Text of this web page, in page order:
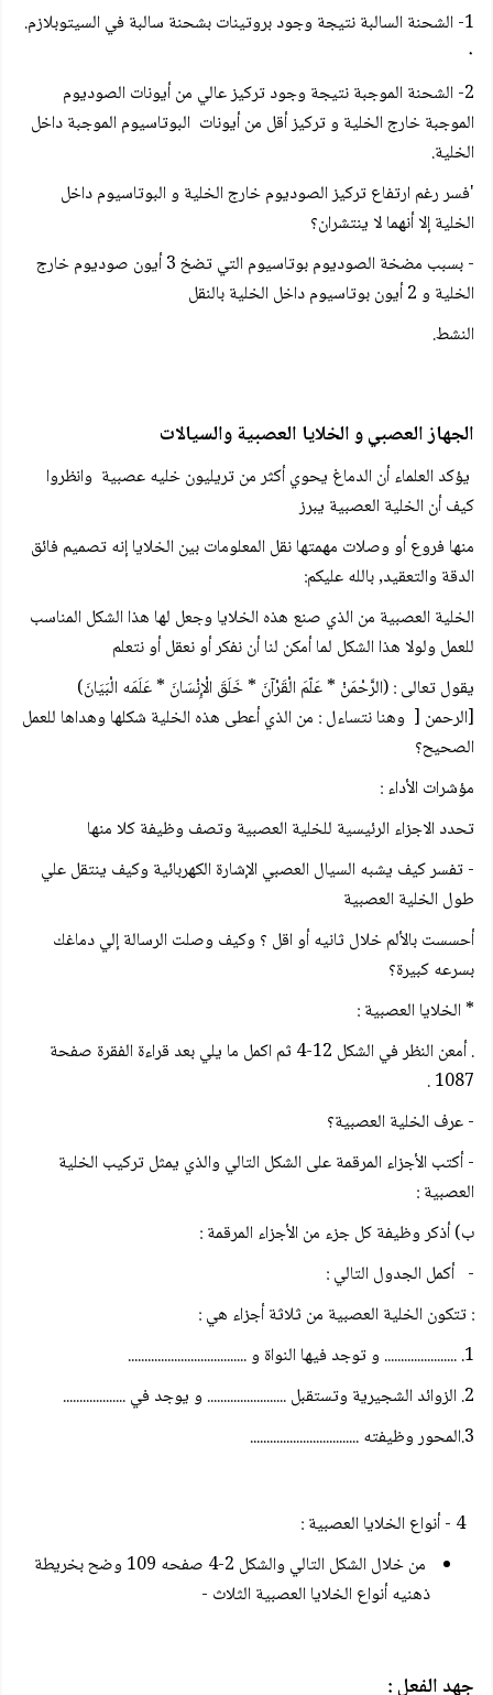
1- الشحنة السالبة نتيجة وجود بروتينات بشحنة سالبة في السيتوبلازم.
٠
2- الشحنة الموجبة نتيجة وجود تركيز عالي من أيونات الصوديوم
الموجبة خارج الخلية و تركيز أقل من أيونات البوتاسيوم الموجبة داخل
الخلية.
'فسر رغم ارتفاع تركيز الصوديوم خارج الخلية و البوتاسيوم داخل
الخلية إلا أنهما لا ينتشران؟
- بسبب مضخة الصوديوم بوتاسيوم التي تضخ 3 أيون صوديوم خارج
الخلية و 2 أيون بوتاسيوم داخل الخلية بالنقل
النشط.‫
الجهاز العصبي و الخلايا العصبية والسيالات
يؤكد العلماء أن الدماغ يحوي أكثر من تريليون خليه عصبية وانظروا
كيف أن الخلية العصبية يبرز
منها فروع أو وصلات مهمتها نقل المعلومات بين الخلايا إنه تصميم فائق
الدقة والتعقيد, بالله عليكم:
الخلية العصبية من الذي صنع هذه الخلايا وجعل لها هذا الشكل المناسب
للعمل ولولا هذا الشكل لما أمكن لنا أن نفكر أو نعقل أو نتعلم
يقول تعالى : (الرَّحْمَنْ * عَلّمَ الْقَرْآنَ * خَلَقَ الْإِنْسَانَ * عَلَمَه الْبَيَانَ)
[الرحمن [ وهنا نتساءل : من الذي أعطى هذه الخلية شكلها وهداها للعمل
الصحيح؟
مؤشرات الأداء :
تحدد الاجزاء الرئيسية للخلية العصبية وتصف وظيفة كلا منها
- تفسر كيف يشبه السيال العصبي الإشارة الكهربائية وكيف ينتقل علي
طول الخلية العصبية
أحسست بالألم خلال ثانيه أو اقل ؟ وكيف وصلت الرسالة إلي دماغك
بسرعه كبيرة؟
* الخلايا العصبية :
. أمعن النظر في الشكل 12-4 ثم اكمل ما يلي بعد قراءة الفقرة صفحة
1087 .
- عرف الخلية العصبية؟
- أكتب الأجزاء المرقمة على الشكل التالي والذي يمثل تركيب الخلية
العصبية :
ب) أذكر وظيفة كل جزء من الأجزاء المرقمة :
- أكمل الجدول التالي :
: تتكون الخلية العصبية من ثلاثة أجزاء هي :
1. ...................... و توجد فيها النواة و ....................................
2. الزوائد الشجيرية وتستقبل ........................ و يوجد في ...................
3.المحور وظيفته .................................
4 - أنواع الخلايا العصبية :
من خلال الشكل التالي والشكل 2-4 صفحه 109 وضح بخريطة
ذهنيه أنواع الخلايا العصبية الثلاث -
جهد الفعل :